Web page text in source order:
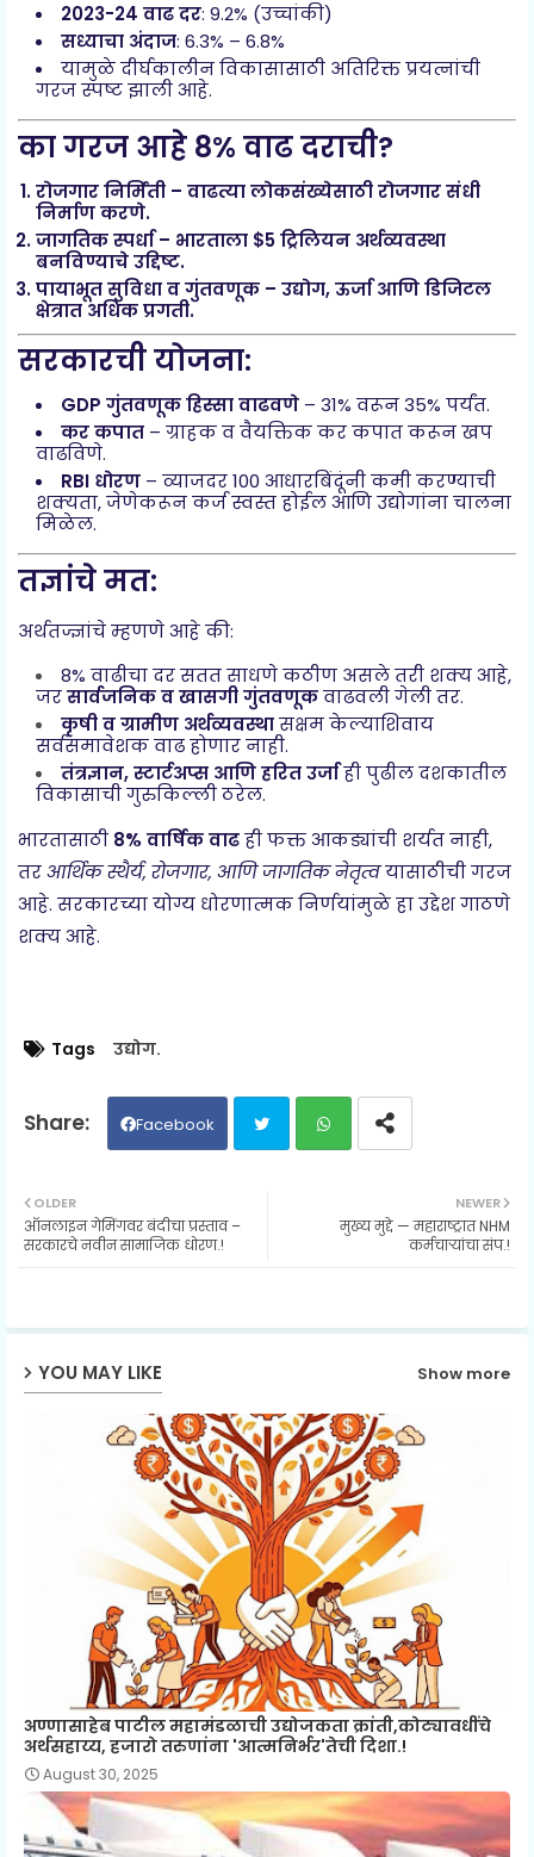
2023-24 वाढ दर: 9.2% (उच्चांकी)
सध्याचा अंदाज: 6.3% – 6.8%
यामुळे दीर्घकालीन विकासासाठी अतिरिक्त प्रयत्नांची
गरज स्पष्ट झाली आहे.
का गरज आहे 8% वाढ दराची?
रोजगार निर्मिती – वाढत्या लोकसंख्येसाठी रोजगार संधी
निर्माण करणे.
जागतिक स्पर्धा– भारताला $5 ट्रिलियन अर्थव्यवस्था
बनविण्याचे उद्दिष्ट.
पायाभूत सुविधा व गुंतवणूक – उद्योग, ऊर्जा आणि डिजिटल
क्षेत्रात अधिक प्रगती.
सरकारची योजना:
GDP गुंतवणूक हिस्सा वाढवणे – 31% वरून 35% पर्यंत.
कर कपात – ग्राहक व वैयक्तिक कर कपात करून खप
वाढविणे.
RBI धोरण – व्याजदर 100 आधारबिंदूंनी कमी करण्याची
शक्यता, जेणेकरून कर्ज स्वस्त होईल आणि उद्योगांना चालना
मिळेल.
तज्ञांचे मत:
अर्थतज्ज्ञांचे म्हणणे आहे की:
8% वाढीचा दर सतत साधणे कठीण असले तरी शक्य आहे,
जरसार्वजनिक व खासगी गुंतवणूकवाढवली गेली तर.
कृषी व ग्रामीण अर्थव्यवस्थासक्षम केल्याशिवाय
सर्वसमावेशक वाढ होणार नाही.
तंत्रज्ञान, स्टार्टअप्स आणि हरित उर्जाही पुढील दशकातील
विकासाची गुरुकिल्ली ठरेल.
भारतासाठी 8% वार्षिक वाढही फक्त आकड्यांची शर्यत नाही,
तरआर्थिक स्थैर्य, रोजगार, आणि जागतिक नेतृत्वयासाठीची गरज
आहे. सरकारच्या योग्य धोरणात्मक निर्णयांमुळे हा उद्देश गाठणे
शक्य आहे.
Tags उद्योग.
Facebook
p
NEWER
मुख्य मुद्दे — महाराष्ट्रात NHM
कर्मचाऱ्यांचा संप.!
OLDER
ऑनलाइन गेमिंगवर बंदीचा प्रस्ताव –
सरकारचे नवीन सामाजिक धोरण.!
YOU MAY LIKE Show more
अण्णासाहेब पाटील महामंडळाची उद्योजकता क्रांती,कोट्यावधींचे
अर्थसहाय्य, हजारो तरुणांना 'आत्मनिर्भर'तेची दिशा.!
August 30, 2025